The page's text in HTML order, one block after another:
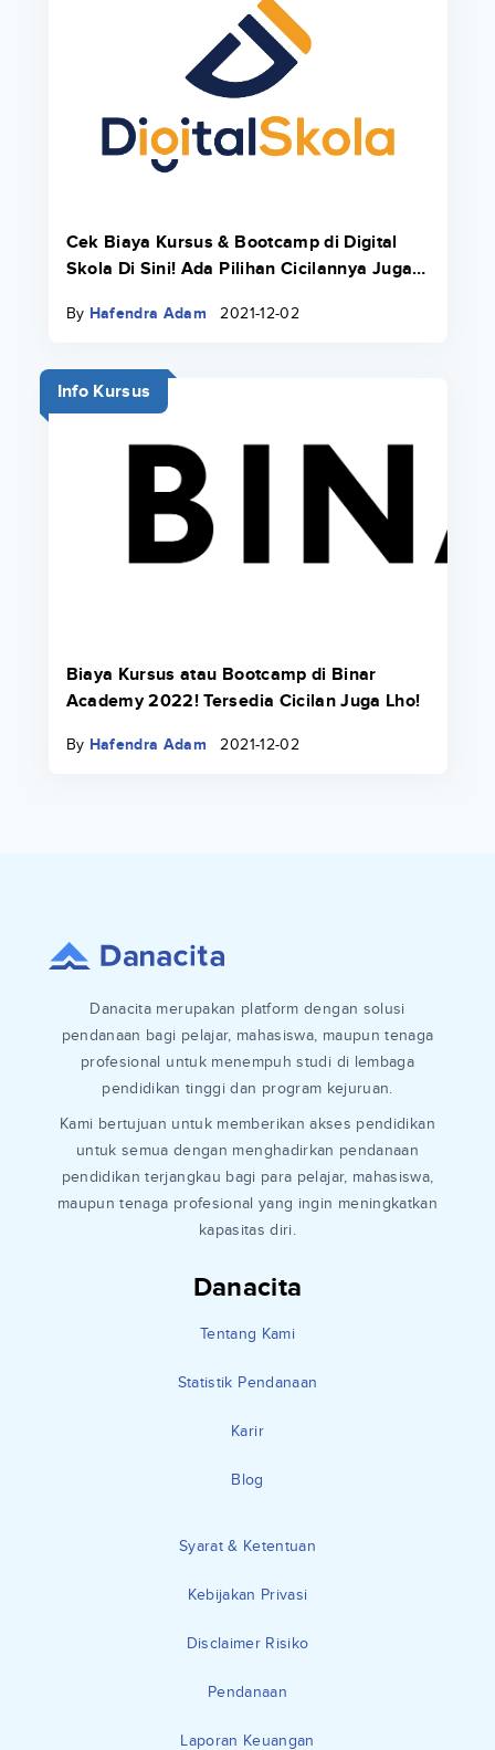
Cek Biaya Kursus & Bootcamp di Digital
Skola Di Sini! Ada Pilihan Cicilannya Juga
By Hafendra Adam 2021-12-02
Info Kursus
Biaya Kursus atau Bootcamp di Binar
Academy 2022! Tersedia Cicilan Juga Lho!
By Hafendra Adam 2021-12-02
Danacita
Tentang Kami
Statistik Pendanaan
Karir
Blog
Syarat & Ketentuan
Kebijakan Privasi
Disclaimer Risiko
Pendanaan
Laporan Keuangan
Danacita merupakan platform dengan solusi
pendanaan bagi pelajar, mahasiswa, maupun tenaga
profesional untuk menempuh studi di lembaga
pendidikan tinggi dan program kejuruan.
Kami bertujuan untuk memberikan akses pendidikan
untuk semua dengan menghadirkan pendanaan
pendidikan terjangkau bagi para pelajar, mahasiswa,
maupun tenaga profesional yang ingin meningkatkan
kapasitas diri.